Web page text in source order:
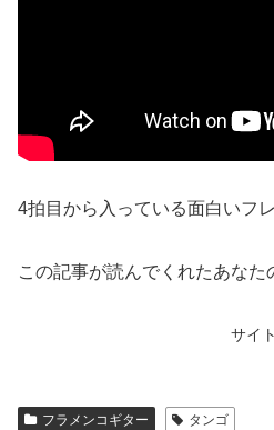
4拍目から入っている面白いフレ
この記事が読んでくれたあなた
サイ
フラメンコギター タンゴ